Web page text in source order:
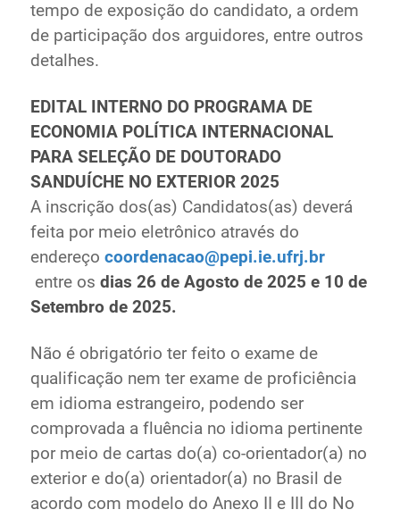
tempo de exposição do candidato, a ordem
de participação dos arguidores, entre outros
detalhes.
EDITAL INTERNO DO PROGRAMA DE
ECONOMIA POLÍTICA INTERNACIONAL
PARA SELEÇÃO DE DOUTORADO
SANDUÍCHE NO EXTERIOR 2025
A inscrição dos(as) Candidatos(as) deverá
feita por meio eletrônico através do
endereço coordenacao@pepi.ie.ufrj.br
entre os dias 26 de Agosto de 2025 e 10 de
Setembro de 2025.
Não é obrigatório ter feito o exame de
qualificação nem ter exame de proficiência
em idioma estrangeiro, podendo ser
comprovada a fluência no idioma pertinente
por meio de cartas do(a) co-orientador(a) no
exterior e do(a) orientador(a) no Brasil de
acordo com modelo do Anexo II e III do No